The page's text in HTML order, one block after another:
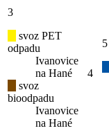
3
svoz PET
odpadu
Ivanovice
na Hané
svoz
bioodpadu
Ivanovice
na Hané
4
5